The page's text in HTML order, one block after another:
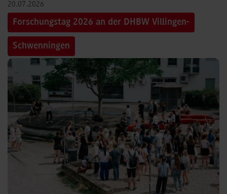
20.07.2026
Forschungstag 2026 an der DHBW Villingen-
Schwenningen